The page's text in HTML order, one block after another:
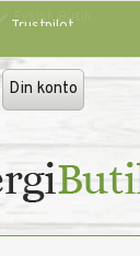
Trustpilot
Din konto